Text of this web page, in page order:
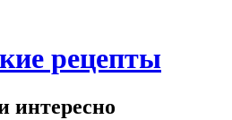
рецепты
интересно